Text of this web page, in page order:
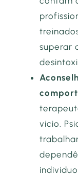
superar
vício.